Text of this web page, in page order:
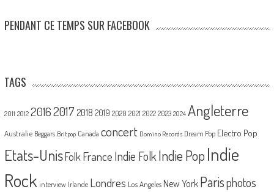
PENDANT CE TEMPS SUR FACEBOOK
TAGS
2011 2012 20162017 2018 2019 2020 2021 2022 2023 2024 Angleterre
Australie Beggars Britpop Canada concert Domino Records Dream Pop Electro Pop
Etats-UnisFolk France Indie FolkIndie PopIndie
Rock interview Irlande Londres Los Angeles New York Parisphotos